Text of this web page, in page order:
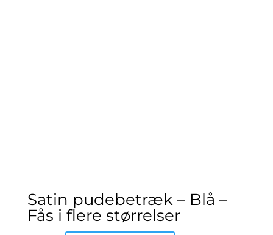
Satin pudebetræk – Blå –
Fås i flere størrelser